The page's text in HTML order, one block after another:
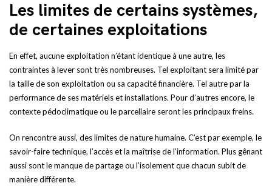
Les limites de certains systèmes,
de certaines exploitations
En effet, aucune exploitation n’étant identique à une autre, les
contraintes à lever sont très nombreuses. Tel exploitant sera limité par
la taille de son exploitation ou sa capacité financière. Tel autre par la
performance de ses matériels et installations. Pour d’autres encore, le
contexte pédoclimatique ou le parcellaire seront les principaux freins.
On rencontre aussi, des limites de nature humaine. C’est par exemple, le
savoir-faire technique, l’accès et la maîtrise de l’information. Plus gênant
aussi sont le manque de partage ou l’isolement que chacun subit de
manière différente.